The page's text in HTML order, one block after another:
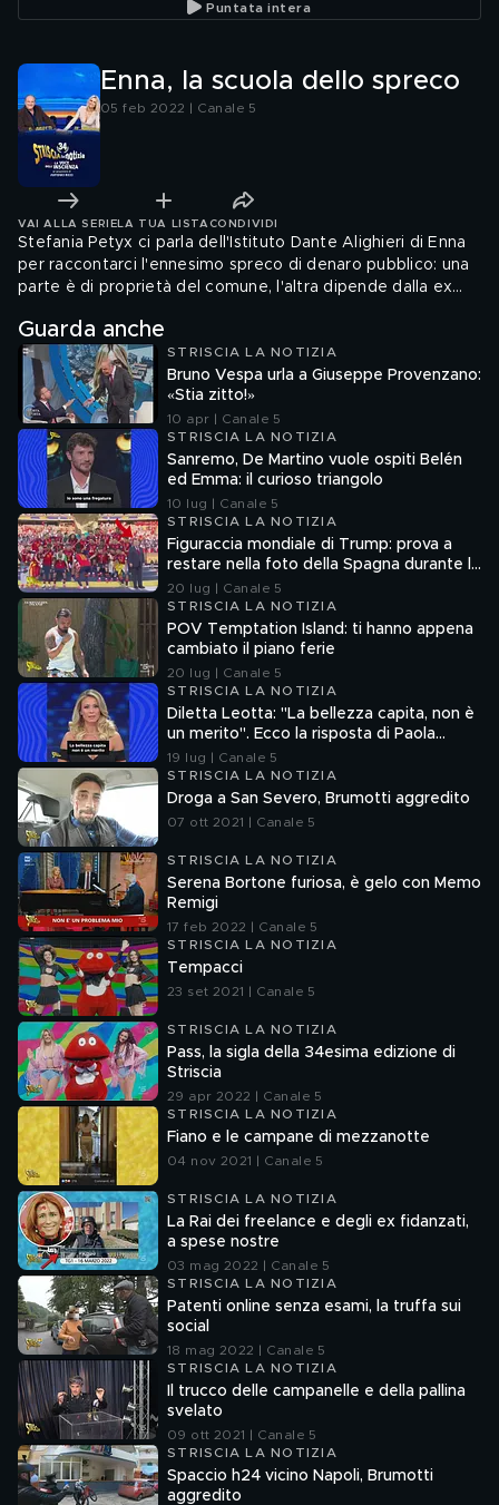
Puntata intera
Enna, la scuola dello spreco
05 feb 2022 | Canale 5
VAI ALLA SERIE LA TUA LISTA CONDIVIDI
Stefania Petyx ci parla dell'Istituto Dante Alighieri di Enna
per raccontarci l'ennesimo spreco di denaro pubblico: una
parte è di proprietà del comune, l'altra dipende dalla ex
speso più di un milione tra il 2016 e il 2018, ma da allora
tutto è fermo e lo stabile è stato vandalizzato
Guarda anche
STRISCIA LA NOTIZIA
Bruno Vespa urla a Giuseppe Provenzano:
«Stia zitto!»
10 apr | Canale 5
STRISCIA LA NOTIZIA
Sanremo, De Martino vuole ospiti Belén
ed Emma: il curioso triangolo
10 lug | Canale 5
STRISCIA LA NOTIZIA
Figuraccia mondiale di Trump: prova a
restare nella foto della Spagna durante la
premiazione
20 lug | Canale 5
STRISCIA LA NOTIZIA
POV Temptation Island: ti hanno appena
cambiato il piano ferie
20 lug | Canale 5
STRISCIA LA NOTIZIA
Diletta Leotta: "La bellezza capita, non è
un merito". Ecco la risposta di Paola
Ferrari
19 lug | Canale 5
STRISCIA LA NOTIZIA
Droga a San Severo, Brumotti aggredito
07 ott 2021 | Canale 5
STRISCIA LA NOTIZIA
Serena Bortone furiosa, è gelo con Memo
Remigi
17 feb 2022 | Canale 5
STRISCIA LA NOTIZIA
Tempacci
23 set 2021 | Canale 5
STRISCIA LA NOTIZIA
Pass, la sigla della 34esima edizione di
Striscia
29 apr 2022 | Canale 5
STRISCIA LA NOTIZIA
Fiano e le campane di mezzanotte
04 nov 2021 | Canale 5
STRISCIA LA NOTIZIA
La Rai dei freelance e degli ex fidanzati,
a spese nostre
03 mag 2022 | Canale 5
STRISCIA LA NOTIZIA
Patenti online senza esami, la truffa sui
social
18 mag 2022 | Canale 5
STRISCIA LA NOTIZIA
Il trucco delle campanelle e della pallina
svelato
09 ott 2021 | Canale 5
STRISCIA LA NOTIZIA
Spaccio h24 vicino Napoli, Brumotti
aggredito